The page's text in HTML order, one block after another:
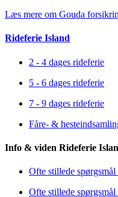
Læs mere om Gouda
Rideferie Island
2 - 4 dages rideferie
5 - 6 dages rideferie
7 - 9 dages rideferie
Fåre- &
Info & viden Rideferie
Ofte stillede
Ofte stillede